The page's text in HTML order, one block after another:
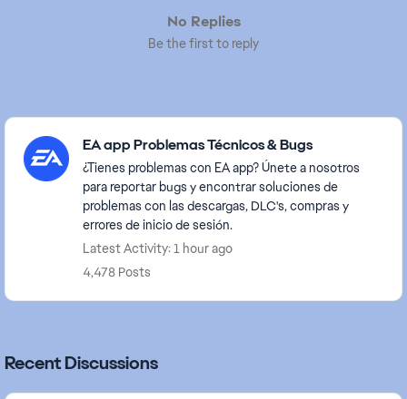
No Replies
Be the first to reply
Featured Places
EA app Problemas Técnicos & Bugs
¿Tienes problemas con EA app? Únete a nosotros
para reportar bugs y encontrar soluciones de
problemas con las descargas, DLC's, compras y
errores de inicio de sesión.
Latest Activity: 1 hour ago
4,478 Posts
Recent Discussions